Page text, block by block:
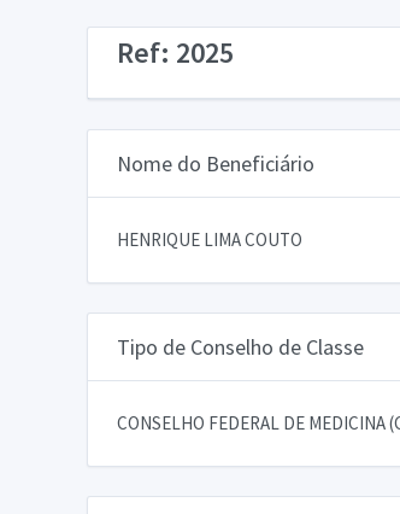
Ref: 2025
Nome do Beneficiário
HENRIQUE LIMA COUTO
Tipo de Conselho de Classe
CONSELHO FEDERAL DE MEDICINA